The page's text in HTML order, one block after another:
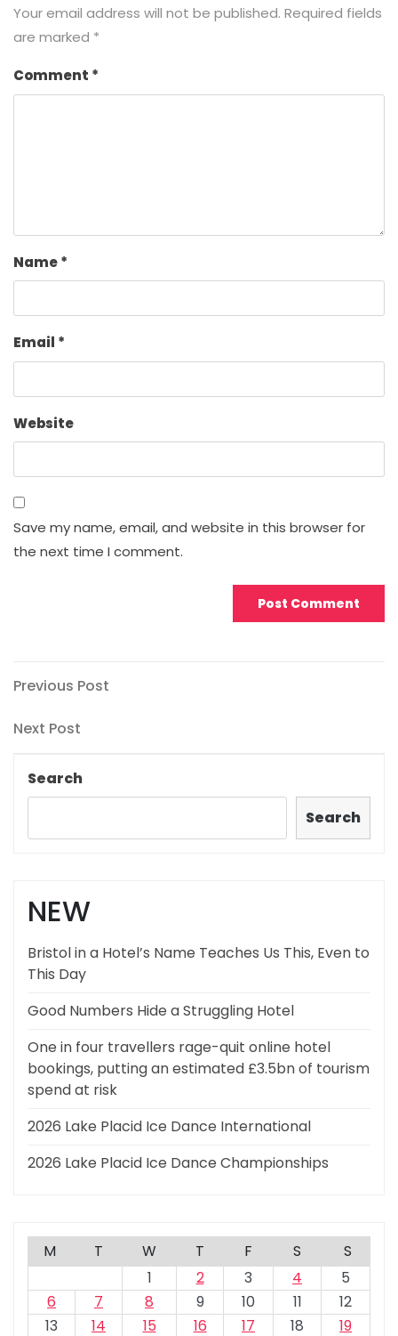
Your email address will not be published. Required fields
are marked *
Comment *
Name*
Email *
Website
Save my name, email, and website in this browser for
the next time I comment.
Post
navigation
Previous
Previous Post
Next
Next Post
Search
Search
NEW
Bristol in a Hotel’s Name Teaches Us This, Even to
This Day
Good Numbers Hide a Struggling Hotel
One in four travellers rage-quit online hotel
bookings, putting an estimated £3.5bn of tourism
spend at risk
2026 Lake Placid Ice Dance International
2026 Lake Placid Ice Dance Championships
M T W T F S
S
1
2 3 4
5
6
7 8 9 10 11
12
13
14 15 16 17 18 19